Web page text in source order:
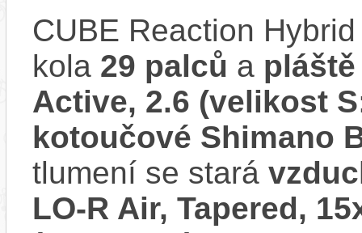
CUBE Reaction
kola 29 palců a
Active, 2.6 (velikost
kotoučové Shimano
tlumení se stará
LO-R Air, Tapered,